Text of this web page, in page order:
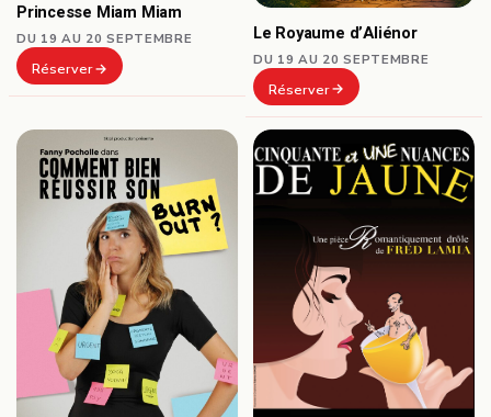
Princesse Miam Miam
DU 19 AU 20 SEPTEMBRE
Réserver
Le Royaume d’Aliénor
DU 19 AU 20 SEPTEMBRE
Réserver